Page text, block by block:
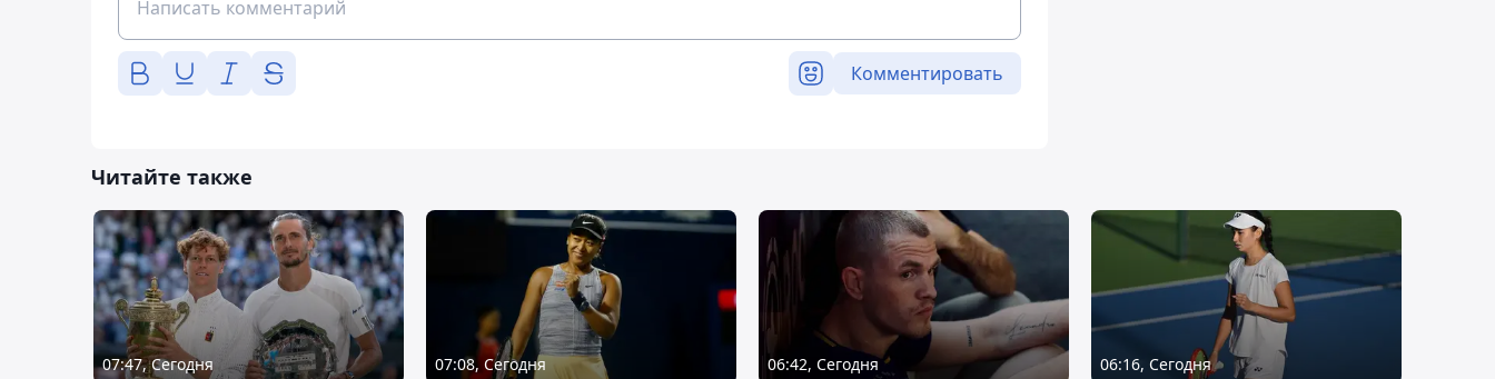
Комментировать
Читайте также
07:47, Сегодня 07:08, Сегодня 06:42, Сегодня 06:16, Сегодня